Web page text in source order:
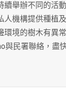
舉辦不同的活
機構提供種植
境的樹木有異
與民署聯絡，盡